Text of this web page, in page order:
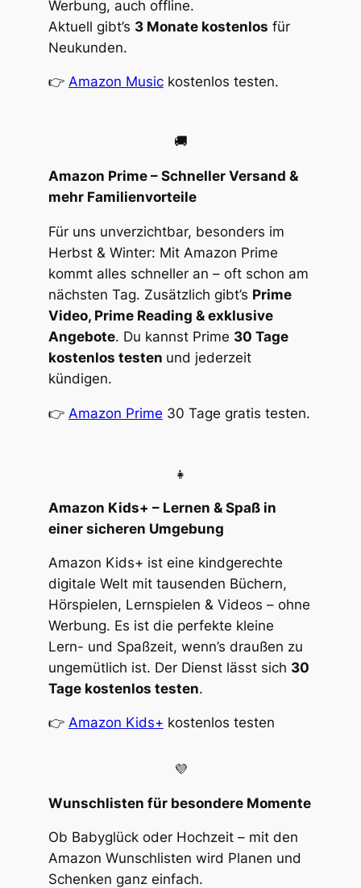
Werbung, auch offline.
Aktuell gibt’s 3 Monate kostenlos für
Neukunden.
👉 Amazon Musickostenlos testen.
🚚
Amazon Prime – Schneller Versand &
mehr Familienvorteile
Für uns unverzichtbar, besonders im
Herbst & Winter: Mit Amazon Prime
kommt alles schneller an – oft schon am
nächsten Tag. Zusätzlich gibt’s Prime
Video, Prime Reading & exklusive
Angebote. Du kannst Prime 30 Tage
kostenlos testen und jederzeit
kündigen.
👉 Amazon Prime 30 Tage gratis testen.
👧
Amazon Kids+ – Lernen & Spaß in
einer sicheren Umgebung
Amazon Kids+ ist eine kindgerechte
digitale Welt mit tausenden Büchern,
Hörspielen, Lernspielen & Videos – ohne
Werbung. Es ist die perfekte kleine
Lern- und Spaßzeit, wenn’s draußen zu
ungemütlich ist. Der Dienst lässt sich 30
Tage kostenlos testen.
👉 Amazon Kids+ kostenlos testen
💜
Wunschlisten für besondere Momente
Ob Babyglück oder Hochzeit – mit den
Amazon Wunschlisten wird Planen und
Schenken ganz einfach.